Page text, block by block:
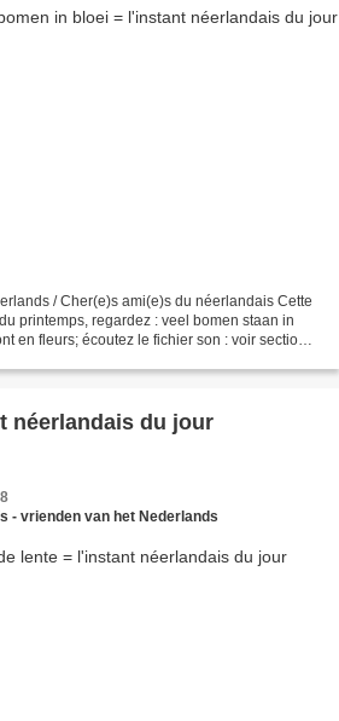
/ Cher(e)s ami(e)s du néerlandais Cette
printemps, regardez : veel bomen staan in
en fleurs; écoutez le fichier son : voir section
néerlandais du jour
- vrienden van het Nederlands